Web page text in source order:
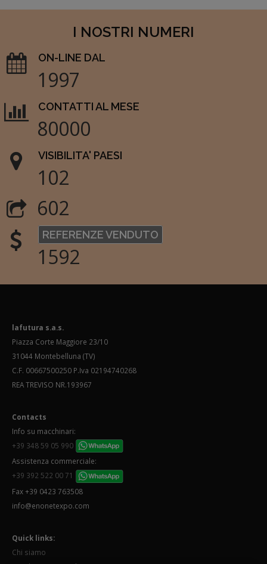
I NOSTRI NUMERI
ON-LINE DAL
1997
CONTATTI AL MESE
80000
VISIBILITA' PAESI
102
602
REFERENZE VENDUTO
1592
lafutura s.a.s.
Piazza Corte Maggiore 23/10
31044 Montebelluna (TV)
C.F. 00667500250 P.Iva 02194740268
REA TREVISO NR.193967
Contacts
Info su macchinari:
+39 348 59 05 990
Assistenza commerciale:
+39 392 522 00 71
Fax +39 0423 763508
info@enonetexpo.com
Quick links:
Chi siamo